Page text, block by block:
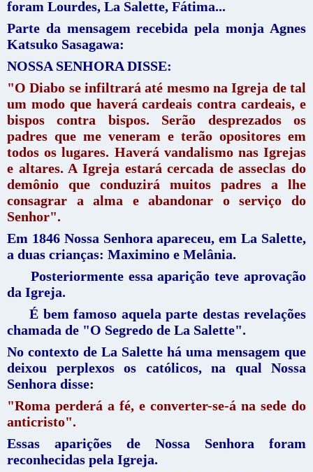
foram Lourdes, La Salette, Fátima...
Parte da mensagem recebida pela monja Agnes
Katsuko Sasagawa:
NOSSA SENHORA DISSE:
"O Diabo se infiltrará até mesmo na Igreja de tal
um modo que haverá cardeais contra cardeais, e
bispos contra bispos. Serão desprezados os
padres que me veneram e terão opositores em
todos os lugares. Haverá vandalismo nas Igrejas
e altares. A Igreja estará cercada de asseclas do
demônio que conduzirá muitos padres a lhe
consagrar a alma e abandonar o serviço do
Senhor".
Em 1846 Nossa Senhora apareceu, em La Salette,
a duas crianças: Maximino e Melânia.
Posteriormente essa aparição teve aprovação
da Igreja.
É bem famoso aquela parte destas revelações
chamada de "O Segredo de La Salette".
No contexto de La Salette há uma mensagem que
deixou perplexos os católicos, na qual Nossa
Senhora disse:
"Roma perderá a fé, e converter-se-á na sede do
anticristo".
Essas aparições de Nossa Senhora foram
reconhecidas pela Igreja.